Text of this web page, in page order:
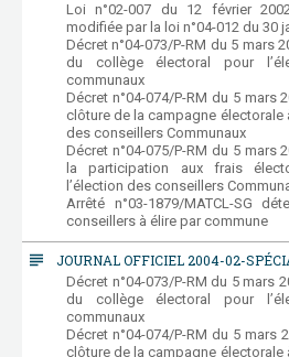
Loi n°02-007 du 12 février
modifiée par la loi n°04-012 du 30
Décret n°04-073/P-RM du 5 mars
du collège électoral pour
communaux
Décret n°04-074/P-RM du 5 mars
clôture de la campagne électorale
des conseillers Communaux
Décret n°04-075/P-RM du 5 mars
la participation aux frais
l’élection des conseillers
Arrêté n°03-1879/MATCL-SG
conseillers à élire par commune
subject JOURNAL OFFICIEL 2004-02-
Décret n°04-073/P-RM du 5 mars
du collège électoral pour
communaux
Décret n°04-074/P-RM du 5 mars
clôture de la campagne électorale